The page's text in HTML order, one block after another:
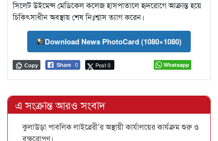
সিলেট উইমেন্স মেডিকেল কলেজ হাসপাতালে হৃদরোগে আক্রান্ত হয়ে
চিকিৎসাধীন অবস্থায় শেষ নিঃশ্বাস ত্যাগ করেন।
Download News PhotoCard (1080×1080)
Share 0 Post 0
Copy Whatsapp
এ সংক্রান্ত আরও সংবাদ
কুলাউড়া পাবলিক লাইব্রেরী’র অস্থায়ী কার্যালয়ের কার্যক্রম শুরু ও
বৃক্ষরোপণ।